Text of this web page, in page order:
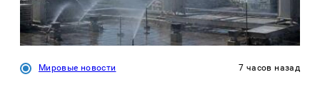
Мировые новости 7 часов назад